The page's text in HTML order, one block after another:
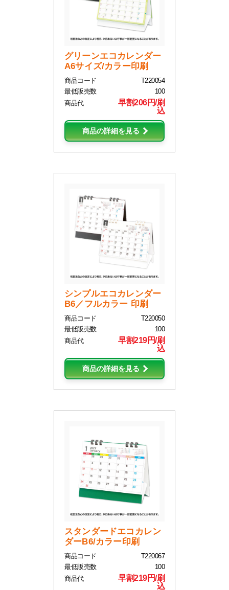
グリーンエコカレンダー
A6サイズ/カラー印刷
商品コード
T220054
最低販売数
100
商品代
早割206円/刷
込
商品の詳細を見る
シンプルエコカレンダー
B6／フルカラー 印刷
商品コード
T220050
最低販売数
100
商品代
早割219円/刷
込
商品の詳細を見る
スタンダードエコカレン
ダーB6/カラー印刷
商品コード
T220067
最低販売数
100
商品代
早割219円/刷
込